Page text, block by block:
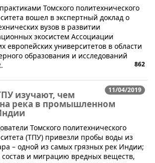
Томского политехнического
вошел в экспертный доклад о
вузов в развитии
экосистем Ассоциации
европейских университетов в области
образования и исследований
862
11/04/2019
изучают, чем
река в промышленном
Томского политехнического
(ТПУ) привезли пробы воды из
– одной из самых грязных рек Индии;
состав и миграцию вредных веществ,